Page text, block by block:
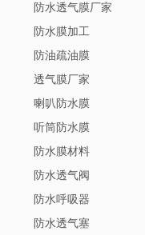
防水透气膜厂家
防水膜加工
防油疏油膜
透气膜厂家
喇叭防水膜
听筒防水膜
防水膜材料
防水透气阀
防水呼吸器
防水透气塞